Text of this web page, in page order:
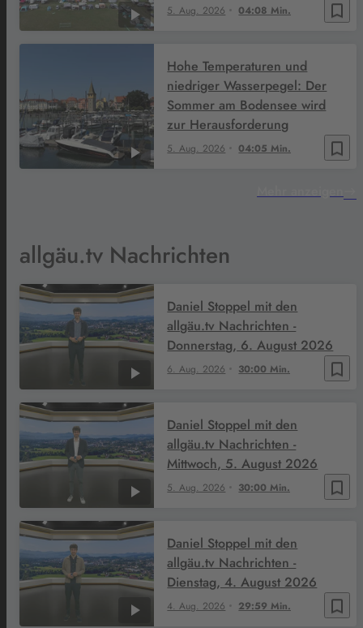
bookmark_border
5. Aug. 2026 04:08 Min.
bookmark_border
5. Aug. 2026 04:05 Min.
Hohe Temperaturen und
niedriger Wasserpegel: Der
Sommer am Bodensee wird
zur Herausforderung
allgäu.tv Nachrichten
bookmark_border
6. Aug. 2026 30:00 Min.
Daniel Stoppel mit den
allgäu.tv Nachrichten -
Donnerstag, 6. August 2026
bookmark_border
5. Aug. 2026 30:00 Min.
Daniel Stoppel mit den
allgäu.tv Nachrichten -
Mittwoch, 5. August 2026
bookmark_border
4. Aug. 2026 29:59 Min.
Daniel Stoppel mit den
allgäu.tv Nachrichten -
Dienstag, 4. August 2026